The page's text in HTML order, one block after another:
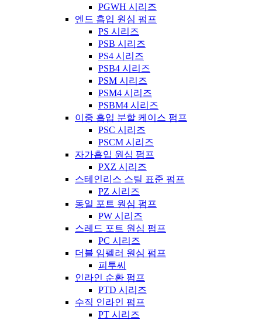
PGWH 시리즈
엔드 흡입 원심 펌프
PS 시리즈
PSB 시리즈
PS4 시리즈
PSB4 시리즈
PSM 시리즈
PSM4 시리즈
PSBM4 시리즈
이중 흡입 분할 케이스 펌프
PSC 시리즈
PSCM 시리즈
자가흡입 원심 펌프
PXZ 시리즈
스테인리스 스틸 표준 펌프
PZ 시리즈
동일 포트 원심 펌프
PW 시리즈
스레드 포트 원심 펌프
PC 시리즈
더블 임펠러 원심 펌프
피투씨
인라인 순환 펌프
PTD 시리즈
수직 인라인 펌프
PT 시리즈